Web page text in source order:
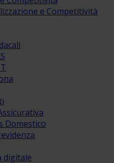
e Competitività
Domestico
digitale